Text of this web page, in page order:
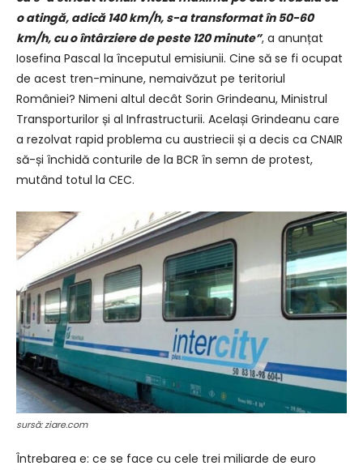
o atingă, adică 140 km/h, s-a transformat în 50-60
km/h, cu o întârziere de peste 120 minute”, a anunțat
Iosefina Pascal la începutul emisiunii. Cine să se fi ocupat
de acest tren-minune, nemaivăzut pe teritoriul
României? Nimeni altul decât Sorin Grindeanu, Ministrul
Transporturilor și al Infrastructurii. Același Grindeanu care
a rezolvat rapid problema cu austriecii și a decis ca CNAIR
să-și închidă conturile de la BCR în semn de protest,
mutând totul la CEC.
sursă: ziare.com
Întrebarea e: ce se face cu cele trei miliarde de euro